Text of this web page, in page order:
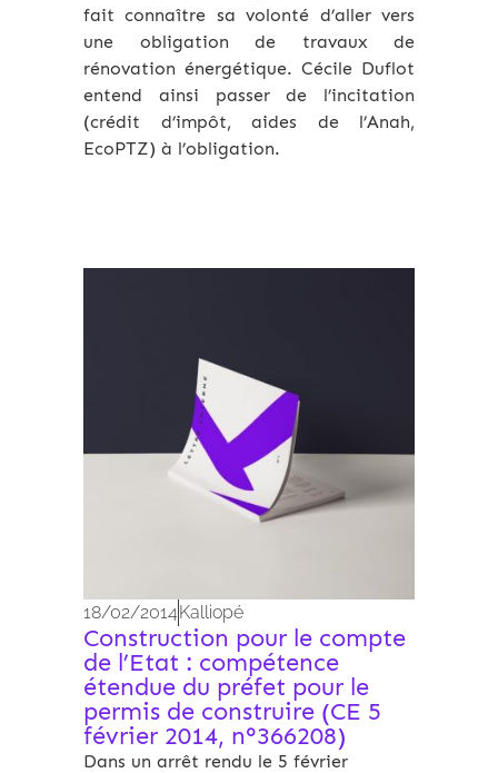
fait connaître sa volonté d’aller vers
une obligation de travaux de
rénovation énergétique. Cécile Duflot
entend ainsi passer de l’incitation
(crédit d’impôt, aides de l’Anah,
EcoPTZ) à l’obligation.
18/02/2014Kalliopé
Construction pour le compte
de l’Etat : compétence
étendue du préfet pour le
permis de construire (CE 5
février 2014, n°366208)
Dans un arrêt rendu le 5 février